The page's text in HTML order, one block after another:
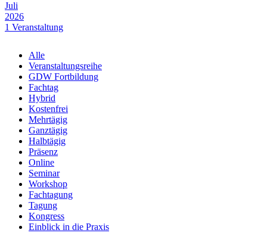
Juli
2026
1 Veranstaltung
2026
5 Veranstaltungen
Mai
2026
2 Veranstaltungen
April
2026
6 Veranstaltungen
März
2026
3 Veranstaltungen
Alle
Veranstaltungsreihe
GDW Fortbildung
Fachtag
Hybrid
Kostenfrei
Mehrtägig
Ganztägig
Halbtägig
Präsenz
Online
Seminar
Workshop
Fachtagung
Tagung
Kongress
Einblick in die Praxis